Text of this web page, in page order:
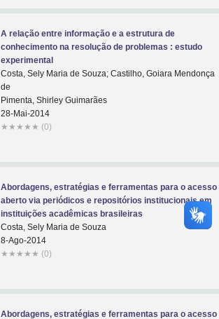
A relação entre informação e a estrutura de
conhecimento na resolução de problemas : estudo
experimental
Costa, Sely Maria de Souza; Castilho, Goiara Mendonça
de
Pimenta, Shirley Guimarães
28-Mai-2014
★ ★ ★ ★ ★ (0)
Abordagens, estratégias e ferramentas para o acesso
aberto via periódicos e repositórios institucionais em
instituições acadêmicas brasileiras
Costa, Sely Maria de Souza
8-Ago-2014
★ ★ ★ ★ ★ (0)
Abordagens, estratégias e ferramentas para o acesso